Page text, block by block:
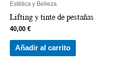
Estética y Belleza
Lifting y tinte de pestañas
40,00 €
Añadir al carrito